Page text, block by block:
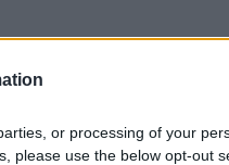
or processing of your
please use the below opt-out
buvo patobulintas
bloką.